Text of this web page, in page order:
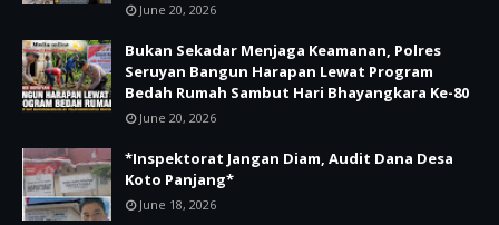
June 20, 2026
Bukan Sekadar Menjaga Keamanan, Polres
Seruyan Bangun Harapan Lewat Program
Bedah Rumah Sambut Hari Bhayangkara Ke-80
June 20, 2026
*Inspektorat Jangan Diam, Audit Dana Desa
Koto Panjang*
June 18, 2026